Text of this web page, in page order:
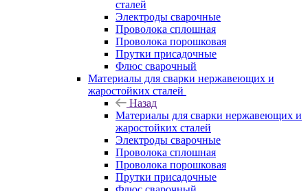
сталей
Электроды сварочные
Проволока сплошная
Проволока порошковая
Прутки присадочные
Флюс сварочный
Материалы для сварки нержавеющих и
жаростойких сталей
Назад
Материалы для сварки нержавеющих и
жаростойких сталей
Электроды сварочные
Проволока сплошная
Проволока порошковая
Прутки присадочные